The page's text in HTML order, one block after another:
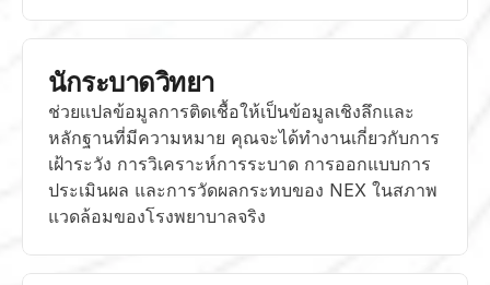
นักระบาดวิทยา
ช่วยแปลข้อมูลการติดเชื้อให้เป็นข้อมูลเชิงลึกและ
หลักฐานที่มีความหมาย คุณจะได้ทำงานเกี่ยวกับการ
เฝ้าระวัง การวิเคราะห์การระบาด การออกแบบการ
ประเมินผล และการวัดผลกระทบของ NEX ในสภาพ
แวดล้อมของโรงพยาบาลจริง